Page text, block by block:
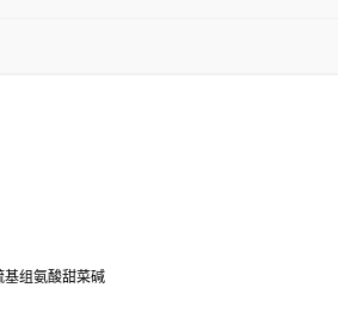
基组氨酸甜菜碱